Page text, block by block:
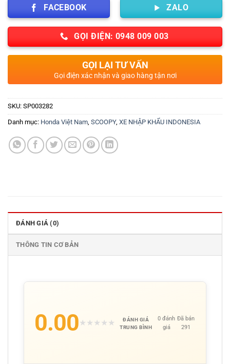
FACEBOOK ZALO
GỌI ĐIỆN: 0948 009 003
GỌI LẠI TƯ VẤN
Gọi điện xác nhận và giao hàng tận nơi
SKU: SP003282
Danh mục: Honda Việt Nam, SCOOPY, XE NHẬP KHẨU INDONESIA
ĐÁNH GIÁ (0)
THÔNG TIN CƠ BẢN
0.00★ ★ ★ ★ ★
ĐÁNH GIÁ
TRUNG BÌNH
0 đánh
giá
Đã bán
291